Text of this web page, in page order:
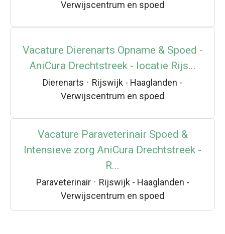
Verwijscentrum en spoed
Vacature Dierenarts Opname & Spoed -
AniCura Drechtstreek - locatie Rijs...
Dierenarts · Rijswijk - Haaglanden -
Verwijscentrum en spoed
Vacature Paraveterinair Spoed &
Intensieve zorg AniCura Drechtstreek -
R...
Paraveterinair · Rijswijk - Haaglanden -
Verwijscentrum en spoed